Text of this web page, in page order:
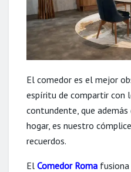
El comedor es el mejor
espíritu de compartir con
contundente, que
hogar, es nuestro
recuerdos.
El Comedor Roma